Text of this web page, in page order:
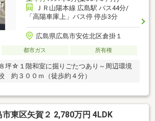
ＪＲ山陽本線 広島駅 バス44分/
「高陽車庫上」バス停 停歩3分
広島県広島市安佐北区倉掛１
都市ガス 所有権
☆１階和室に掘りごたつあり～周辺環境
約３００ｍ（徒歩約４分）
市東区矢賀２ 2,780万円 4LDK